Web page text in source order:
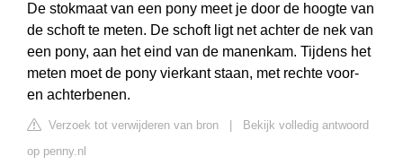
De stokmaat van een pony meet je door de hoogte van
de schoft te meten. De schoft ligt net achter de nek van
een pony, aan het eind van de manenkam. Tijdens het
meten moet de pony vierkant staan, met rechte voor-
en achterbenen.
Verzoek tot verwijderen van bron
Bekijk volledig antwoord
op penny.nl